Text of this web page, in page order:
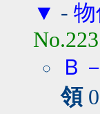
▼ -
No.223
Ｂ
領